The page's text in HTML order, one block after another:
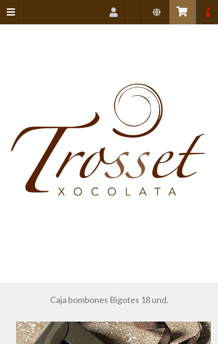
Caja bombones Bigotes 18 und.